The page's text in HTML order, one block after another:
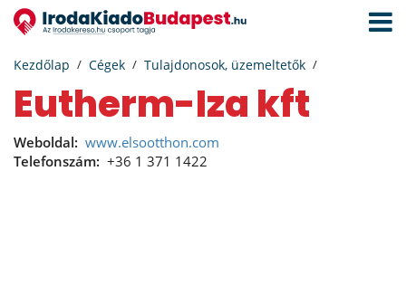
Kezdőlap Cégek Tulajdonosok, üzemeltetők
Eutherm-Iza kft
Weboldal: www.elsootthon.com
Telefonszám: +36 1 371 1422